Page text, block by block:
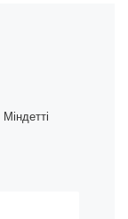
Міндетті